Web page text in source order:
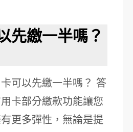
先繳一半嗎？
可以先繳一半嗎？ 答
卡部分繳款功能讓您
更多彈性，無論是提